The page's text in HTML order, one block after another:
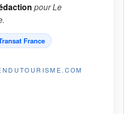
pourLe
.
France